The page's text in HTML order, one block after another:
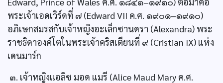
พระเจ้าเอดเวิร์ดที่ ๗ (Edward VII ค.ศ. ๑๙๐๑–๑๙๑๐)
อภิเษกสมรสกับเจ้าหญิงอะเล็กซานดรา (Alexandra) พระ
ราชธิดาองค์โตในพระเจ้าคริสเตียนที่ ๙ (Cristian IX) แห่ง
เดนมาร์ก
๓. เจ้าหญิงแอลิซ มอด แมรี (Alice Maud Mary ค.ศ.